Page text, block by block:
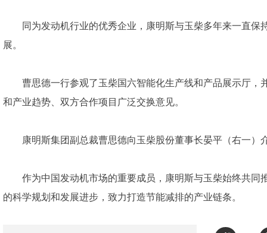
同为发动机行业的优秀企业，康明斯与玉柴多年来一直
展。
曹思德一行参观了玉柴国六智能化生产线和产品展示厅
和产业趋势、双方合作项目广泛交换意见。
康明斯集团副总裁曹思德向玉柴股份董事长晏平（右一）
作为中国发动机市场的重要成员，康明斯与玉柴始终共
的科学规划和发展进步，致力打造节能减排的产业链条。